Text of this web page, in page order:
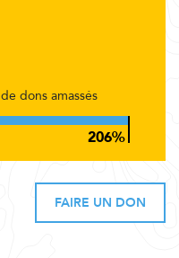
de dons amassés
FAIRE UN DON